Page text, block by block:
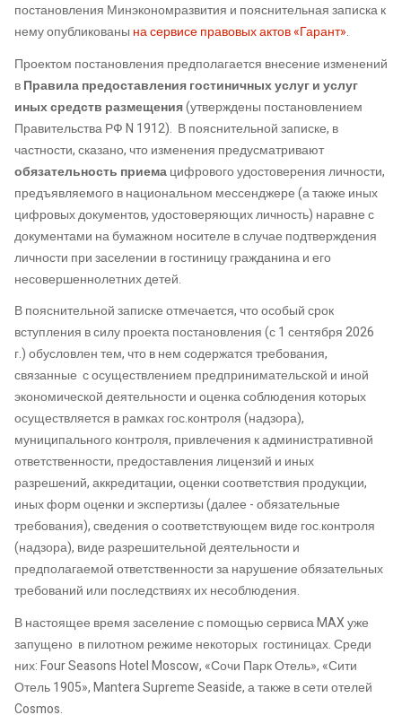
постановления Минэкономразвития и пояснительная записка к
нему опубликованы на сервисе правовых актов «Гарант».
Проектом постановления предполагается внесение изменений
вПравила предоставления гостиничных услуг и услуг
иных средств размещения(утверждены постановлением
Правительства РФ N 1912). В пояснительной записке, в
частности, сказано, что изменения предусматривают
обязательность приемацифрового удостоверения личности,
предъявляемого в национальном мессенджере (а также иных
цифровых документов, удостоверяющих личность) наравне с
документами на бумажном носителе в случае подтверждения
личности при заселении в гостиницу гражданина и его
несовершеннолетних детей.
В пояснительной записке отмечается, что особый срок
вступления в силу проекта постановления (с 1 сентября 2026
г.) обусловлен тем, что в нем содержатся требования,
связанные с осуществлением предпринимательской и иной
экономической деятельности и оценка соблюдения которых
осуществляется в рамках гос.контроля (надзора),
муниципального контроля, привлечения к административной
ответственности, предоставления лицензий и иных
разрешений, аккредитации, оценки соответствия продукции,
иных форм оценки и экспертизы (далее - обязательные
требования), сведения о соответствующем виде гос.контроля
(надзора), виде разрешительной деятельности и
предполагаемой ответственности за нарушение обязательных
требований или последствиях их несоблюдения.
В настоящее время заселение с помощью сервиса MAX уже
запущено в пилотном режиме некоторых гостиницах. Среди
них: Four Seasons Hotel Moscow, «Сочи Парк Отель», «Сити
Отель 1905», Mantera Supreme Seaside, а также в сети отелей
Cosmos.